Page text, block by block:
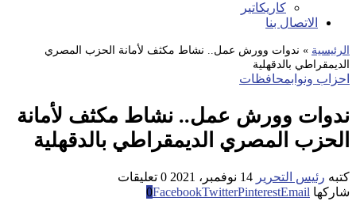
كاريكاتير
الاتصال بنا
الرئيسية » ندوات وورش عمل.. نشاط مكثف لأمانة الحزب المصري
الديمقراطي بالدقهلية
احزاب ونوابمحافظات
ندوات وورش عمل.. نشاط مكثف لأمانة
الحزب المصري الديمقراطي بالدقهلية
كتبه رئيس التحرير 14 نوفمبر، 2021
0 تعليقات
شاركها
0FacebookTwitterPinterestEmail